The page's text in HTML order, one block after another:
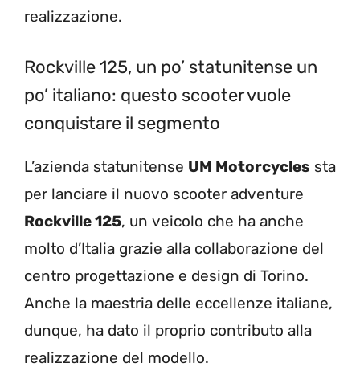
realizzazione.
Rockville 125, un po’ statunitense un
po’ italiano: questo scooter vuole
conquistare il segmento
L’azienda statunitense UM Motorcycles sta
per lanciare il nuovo scooter adventure
Rockville 125, un veicolo che ha anche
molto d’Italia grazie alla collaborazione del
centro progettazione e design di Torino.
Anche la maestria delle eccellenze italiane,
dunque, ha dato il proprio contributo alla
realizzazione del modello.